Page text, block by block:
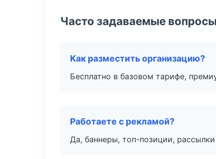
Часто задаваемые вопросы
Как разместить организацию?
Бесплатно в базовом тарифе,
Работаете с рекламой?
Да, баннеры, топ-позиции,